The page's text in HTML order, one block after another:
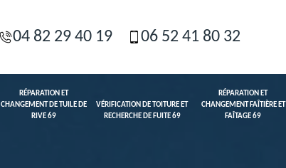
04 82 29 40 19 06 52 41 80 32
RÉPARATION ET
CHANGEMENT DE TUILE DE
RIVE 69
VÉRIFICATION DE TOITURE ET
RECHERCHE DE FUITE 69
RÉPARATION ET
CHANGEMENT FAÎTIÈRE ET
FAÎTAGE 69